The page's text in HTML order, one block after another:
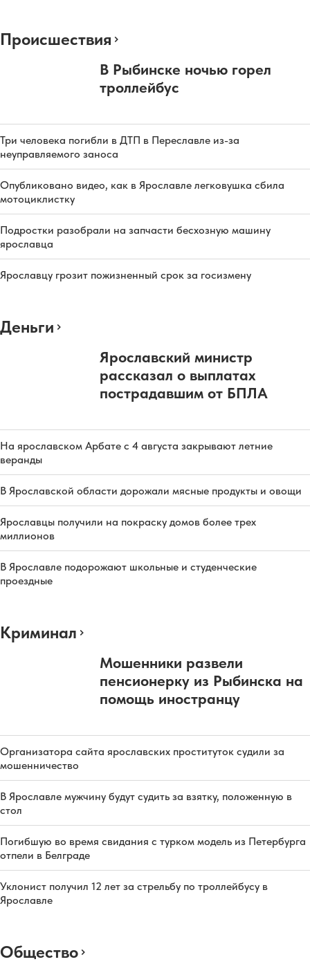
Происшествия
В Рыбинске ночью горел
троллейбус
Три человека погибли в ДТП в Переславле из-за
неуправляемого заноса
Опубликовано видео, как в Ярославле легковушка сбила
мотоциклистку
Подростки разобрали на запчасти бесхозную машину
ярославца
Ярославцу грозит пожизненный срок за госизмену
Деньги
Ярославский министр
рассказал о выплатах
пострадавшим от БПЛА
На ярославском Арбате с 4 августа закрывают летние
веранды
В Ярославской области дорожали мясные продукты и овощи
Ярославцы получили на покраску домов более трех
миллионов
В Ярославле подорожают школьные и студенческие
проездные
Криминал
Мошенники развели
пенсионерку из Рыбинска на
помощь иностранцу
Организатора сайта ярославских проституток судили за
мошенничество
В Ярославле мужчину будут судить за взятку, положенную в
стол
Погибшую во время свидания с турком модель из Петербурга
отпели в Белграде
Уклонист получил 12 лет за стрельбу по троллейбусу в
Ярославле
Общество